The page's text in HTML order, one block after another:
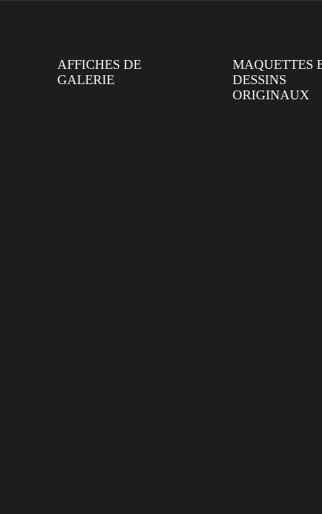
AFFICHES DE
GALERIE
MAQUETTES
DESSINS
ORIGINAUX